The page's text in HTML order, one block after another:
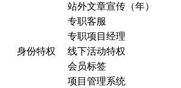
站外文章宣传（年）
身份特权
专职客服
专职项目经理
线下活动特权
会员标签
项目管理系统